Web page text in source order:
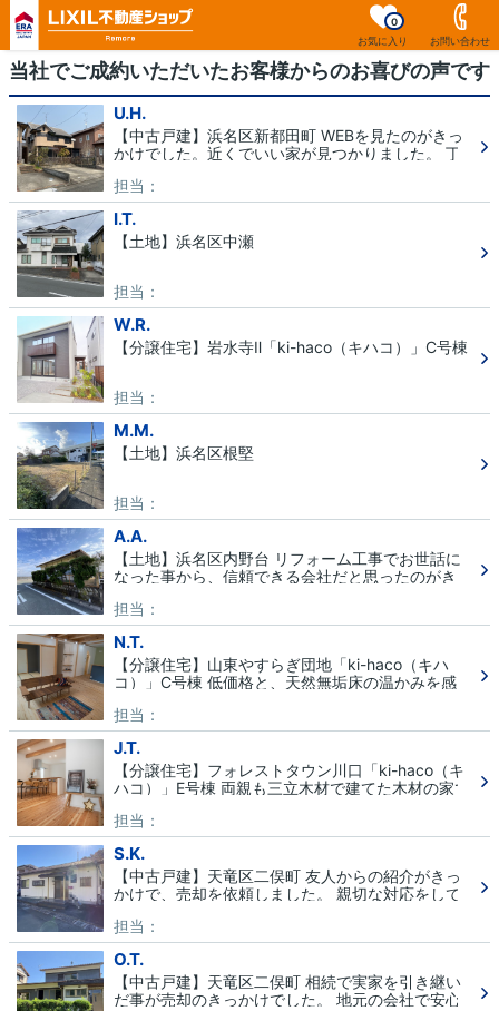
お気に入り
0
お問い合わせ
当社でご成約いただいたお客様からのお喜びの声です
U.H.
【中古戸建】浜名区新都田町 WEBを見たのがきっ
かけでした。近くでいい家が見つかりました。 丁
担当：
I.T.
【土地】浜名区中瀬
担当：
W.R.
【分譲住宅】岩水寺Ⅱ「ki-haco（キハコ）」C号棟
担当：
M.M.
【土地】浜名区根堅
担当：
A.A.
【土地】浜名区内野台 リフォーム工事でお世話に
なった事から、信頼できる会社だと思ったのがきっ
が、解決していただき、本当にありがとうございま
した。
担当：
N.T.
【分譲住宅】山東やすらぎ団地「ki-haco（キハ
コ）」C号棟 低価格と、天然無垢床の温かみを感じ
見て共感できました。転勤が決まり、入居を急いで
いましたが、滞りなく無事に入居できました。これ
からも末永くよろしくお願いします。
担当：
J.T.
【分譲住宅】フォレストタウン川口「ki-haco（キ
ハコ）」E号棟 両親も三立木材で建てた木材の家で
と思ったのがきっかけでした。
担当：
S.K.
【中古戸建】天竜区二俣町 友人からの紹介がきっ
かけで、売却を依頼しました。 親切な対応をして
担当：
O.T.
【中古戸建】天竜区二俣町 相続で実家を引き継い
だ事が売却のきっかけでした。 地元の会社で安心